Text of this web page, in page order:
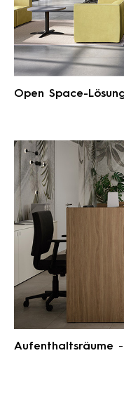
Open Space-
Aufenthaltsräume